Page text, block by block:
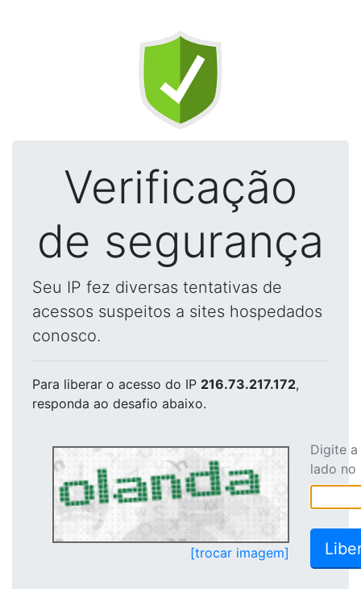
Verificação
de segurança
Seu IP fez diversas tentativas de
acessos suspeitos a sites hospedados
conosco.
Para liberar o acesso do IP 216.73.217.172,
responda ao desafio abaixo.
[trocar imagem]
Digite
lado no